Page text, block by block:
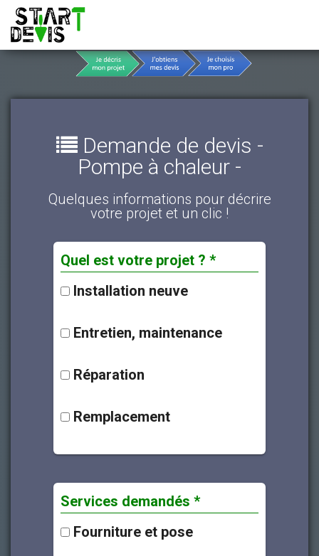
Demande de devis -
Pompe à chaleur -
Quelques informations pour décrire
votre projet et un clic !
Quel est votre projet ? *
Installation neuve
Entretien, maintenance
Réparation
Remplacement
Services demandés *
Fourniture et pose